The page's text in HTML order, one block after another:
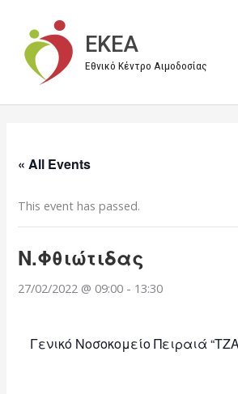
περιεχόμενο
EKEA
Εθνικό Κέντρο Αιμοδοσίας
« All Events
This event has passed.
Ν.Φθιώτιδας
27/02/2022 @ 09:00 - 13:30
Γενικό Νοσοκομείο Πειραιά